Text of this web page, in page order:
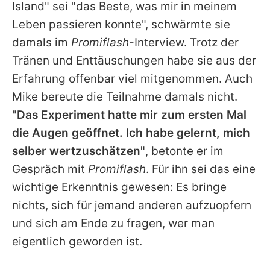
Island" sei "das Beste, was mir in meinem
Leben passieren konnte", schwärmte sie
damals im Promiflash-Interview. Trotz der
Tränen und Enttäuschungen habe sie aus der
Erfahrung offenbar viel mitgenommen. Auch
Mike bereute die Teilnahme damals nicht.
"Das Experiment hatte mir zum ersten Mal
die Augen geöffnet. Ich habe gelernt, mich
selber wertzuschätzen", betonte er im
Gespräch mit Promiflash. Für ihn sei das eine
wichtige Erkenntnis gewesen: Es bringe
nichts, sich für jemand anderen aufzuopfern
und sich am Ende zu fragen, wer man
eigentlich geworden ist.